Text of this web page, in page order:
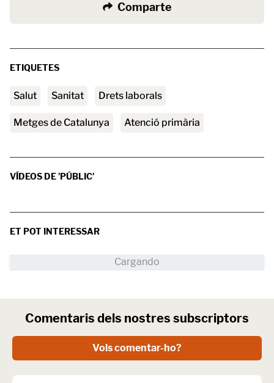
Comparte
ETIQUETES
Salut sanitat Drets laborals
Metges de Catalunya atenció primària
VÍDEOS DE 'PÚBLIC'
ET POT INTERESSAR
Comentaris dels nostres subscriptors
Vols comentar-ho?